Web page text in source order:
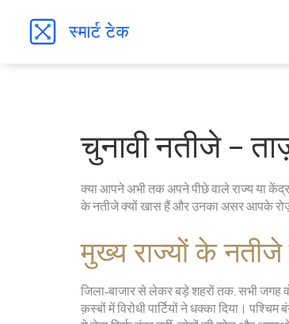
चुनावी नतीजे –
क्या आपने अभी तक अपने पीछे वाले राज्य या
के नतीजे क्यों खास हैं और उनका असर आपके
मुख्य राज्यों के
जिला‑बाजार से लेकर बड़े शहरों तक, सभी जगह
क़स्बों में विरोधी पार्टियों ने धक्का दिया।